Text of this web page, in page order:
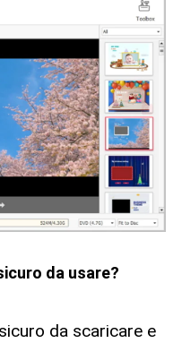
da usare?
da scaricare e